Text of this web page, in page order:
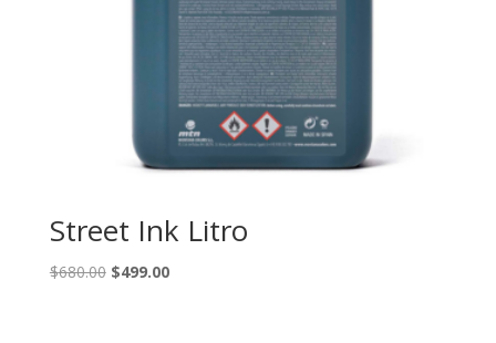
Street Ink Litro
$680.00 Original
$499.00Current